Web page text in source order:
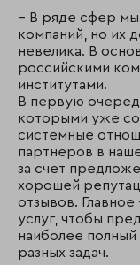
– В ряде сфер мы
компаний, но их
невелика. В
российскими
институтами.
В первую
которыми уже
системные
партнеров в
за счет
хорошей
отзывов.
услуг, чтобы
наиболее
разных задач.